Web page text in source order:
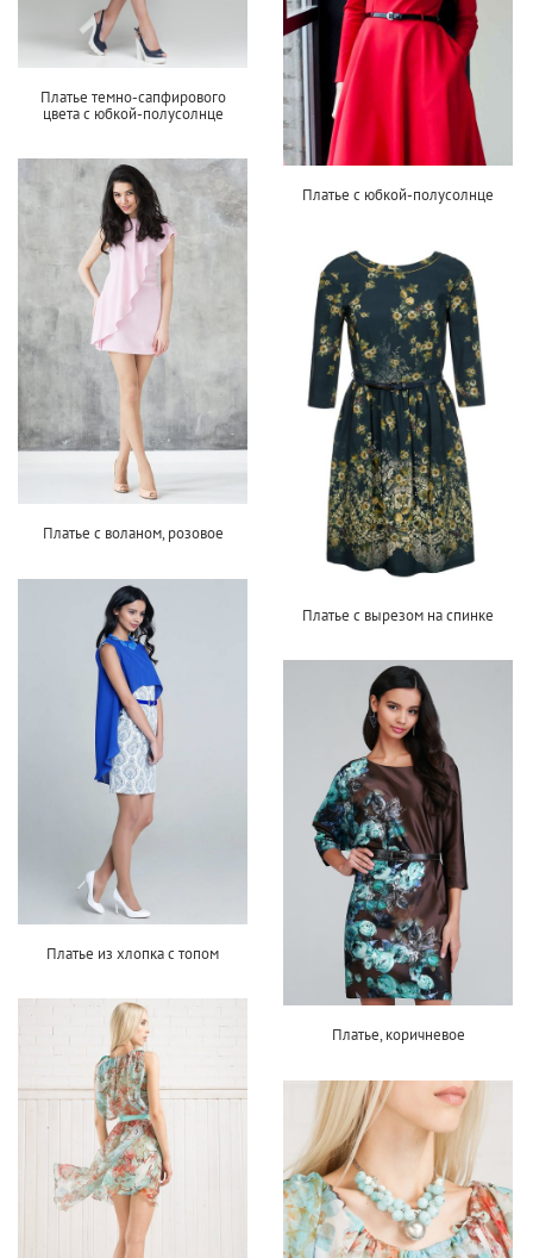
Платье темно-сапфирового
цвета с юбкой-полусолнце
Платье с юбкой-полусолнце
Платье с воланом, розовое
Платье с вырезом на спинке
Платье из хлопка с топом
Платье, коричневое